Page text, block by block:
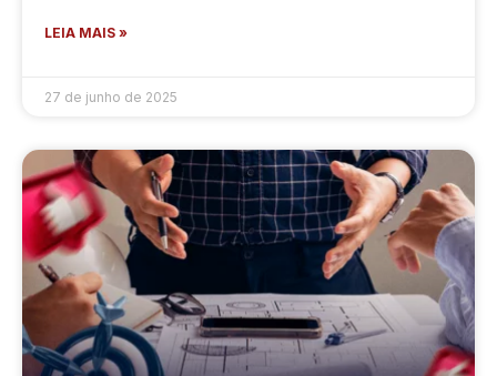
LEIA MAIS »
27 de junho de 2025